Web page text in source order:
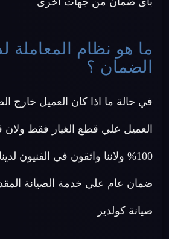
ما هو نظام المعاملة
الضمان ؟
في حالة ما اذا كان العميل خارج
العميل علي قطع الغيار فقط ولان
100% ولاننا واثقون في الفنيون
ضمان عام علي خدمة الصيانة
صيانة كولدير